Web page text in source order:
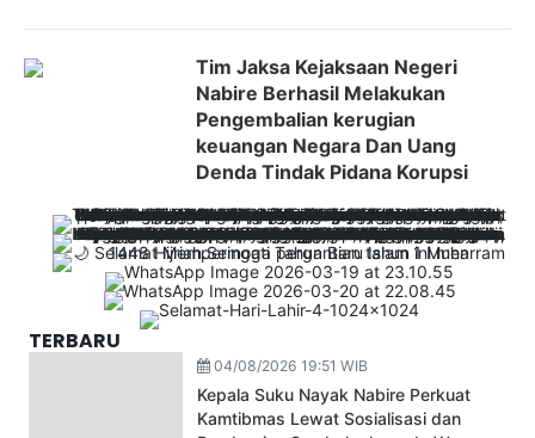
Tim Jaksa Kejaksaan Negeri
Nabire Berhasil Melakukan
Pengembalian kerugian
keuangan Negara Dan Uang
Denda Tindak Pidana Korupsi
TERBARU
04/08/2026 19:51 WIB
Kepala Suku Nayak Nabire Perkuat
Kamtibmas Lewat Sosialisasi dan